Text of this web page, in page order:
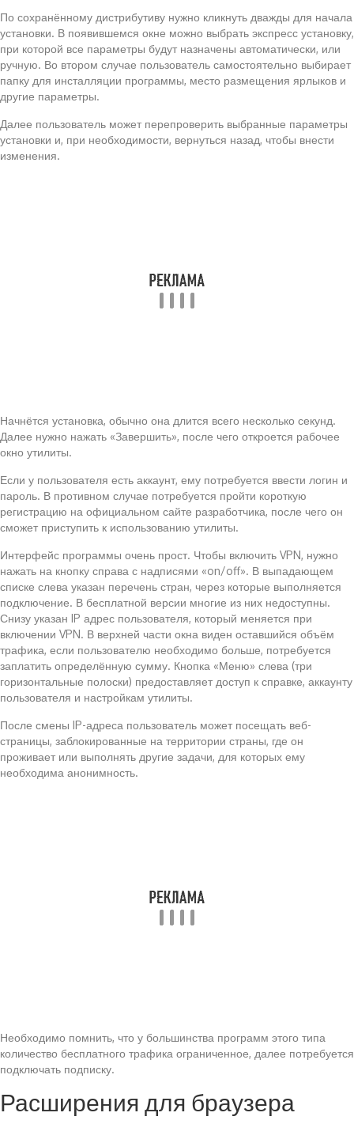
По сохранённому дистрибутиву нужно кликнуть дважды для начала
установки. В появившемся окне можно выбрать экспресс установку,
при которой все параметры будут назначены автоматически, или
ручную. Во втором случае пользователь самостоятельно выбирает
папку для инсталляции программы, место размещения ярлыков и
другие параметры.
Далее пользователь может перепроверить выбранные параметры
установки и, при необходимости, вернуться назад, чтобы внести
изменения.
Начнётся установка, обычно она длится всего несколько секунд.
Далее нужно нажать «Завершить», после чего откроется рабочее
окно утилиты.
Если у пользователя есть аккаунт, ему потребуется ввести логин и
пароль. В противном случае потребуется пройти короткую
регистрацию на официальном сайте разработчика, после чего он
сможет приступить к использованию утилиты.
Интерфейс программы очень прост. Чтобы включить VPN, нужно
нажать на кнопку справа с надписями «on/off». В выпадающем
списке слева указан перечень стран, через которые выполняется
подключение. В бесплатной версии многие из них недоступны.
Снизу указан IP адрес пользователя, который меняется при
включении VPN. В верхней части окна виден оставшийся объём
трафика, если пользователю необходимо больше, потребуется
заплатить определённую сумму. Кнопка «Меню» слева (три
горизонтальные полоски) предоставляет доступ к справке, аккаунту
пользователя и настройкам утилиты.
После смены IP-адреса пользователь может посещать веб-
страницы, заблокированные на территории страны, где он
проживает или выполнять другие задачи, для которых ему
необходима анонимность.
Необходимо помнить, что у большинства программ этого типа
количество бесплатного трафика ограниченное, далее потребуется
подключать подписку.
Расширения для браузера